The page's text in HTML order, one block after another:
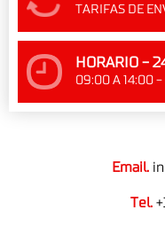
TARIFAS DE
HORARIO -
09:00 A 14:00 -
Email.
Tel.